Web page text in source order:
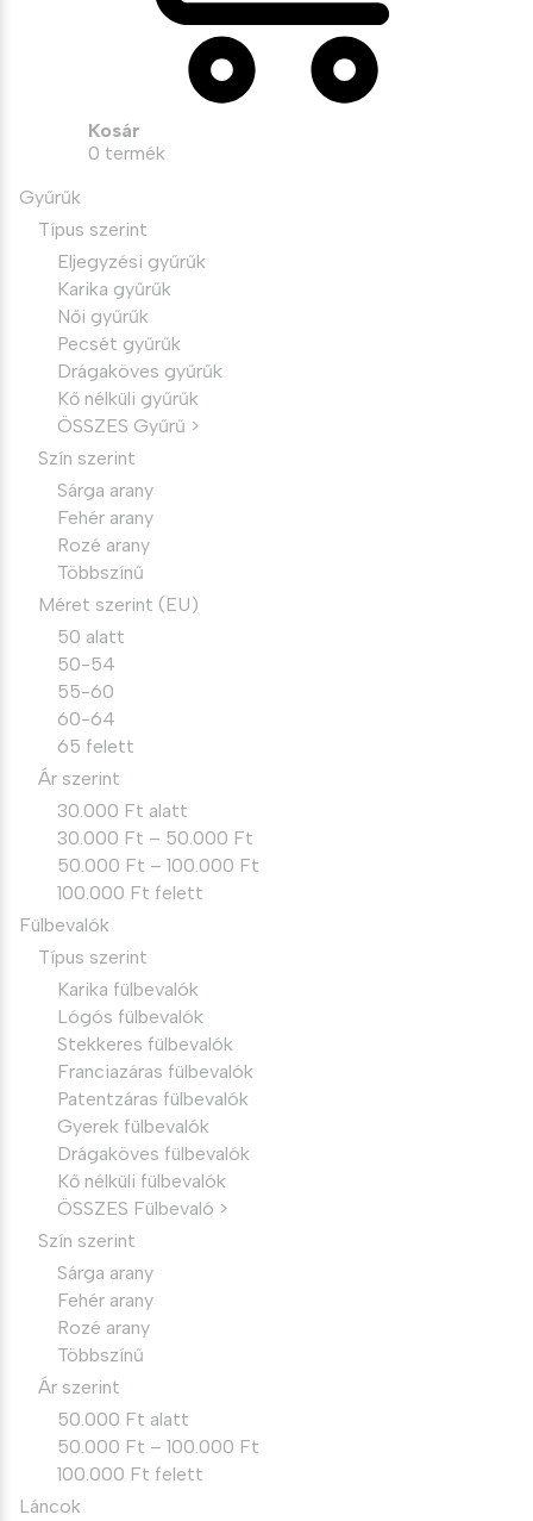
Kosár
0 termék
Gyűrűk
Típus szerint
Eljegyzési gyűrűk
Karika gyűrűk
Női gyűrűk
Pecsét gyűrűk
Drágaköves gyűrűk
Kő nélküli gyűrűk
ÖSSZES Gyűrű >
Szín szerint
Sárga arany
Fehér arany
Rozé arany
Többszínű
Méret szerint (EU)
50 alatt
50-54
55-60
60-64
65 felett
Ár szerint
30.000 Ft alatt
30.000 Ft – 50.000 Ft
50.000 Ft – 100.000 Ft
100.000 Ft felett
Fülbevalók
Típus szerint
Karika fülbevalók
Lógós fülbevalók
Stekkeres fülbevalók
Franciazáras fülbevalók
Patentzáras fülbevalók
Gyerek fülbevalók
Drágaköves fülbevalók
Kő nélküli fülbevalók
ÖSSZES Fülbevaló >
Szín szerint
Sárga arany
Fehér arany
Rozé arany
Többszínű
Ár szerint
50.000 Ft alatt
50.000 Ft – 100.000 Ft
100.000 Ft felett
Láncok